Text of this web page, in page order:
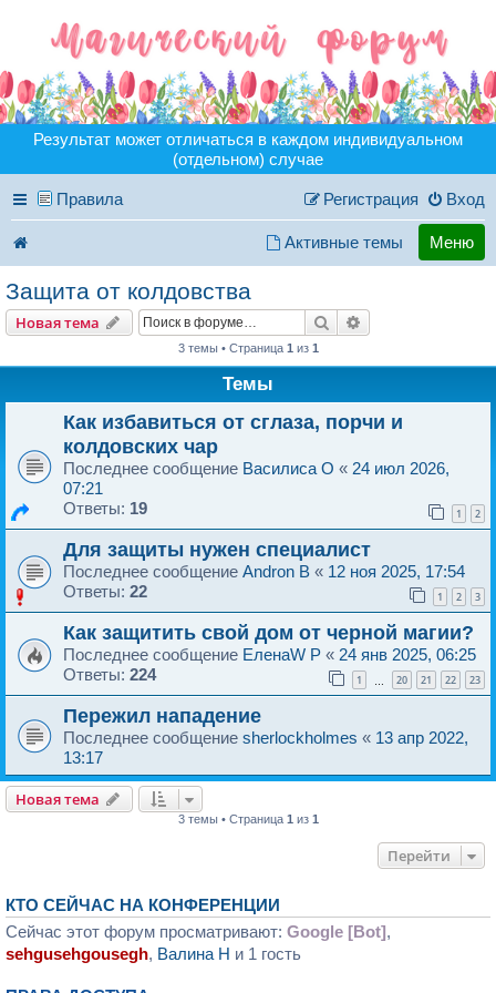
Результат может отличаться в каждом индивидуальном
(отдельном) случае
Правила Вход
Регистрация
Активные темы Меню
Защита от колдовства
Новая тема Поиск
3 темы • Страница 1 из 1
Темы
Как избавиться от сглаза, порчи и
колдовских чар
Последнее сообщение Василиса O « 24 июл 2026,
07:21
Ответы: 19 1 2
Для защиты нужен специалист
Последнее сообщение Andron B « 12 ноя 2025, 17:54
Ответы: 22 1 2 3
Как защитить свой дом от черной магии?
Последнее сообщение ЕленаW P « 24 янв 2025, 06:25
Ответы: 224 1 20 21 22 23
Пережил нападение
Последнее сообщение sherlockholmes « 13 апр 2022,
13:17
Новая тема
3 темы • Страница 1 из 1
Перейти
КТО СЕЙЧАС НА КОНФЕРЕНЦИИ
Сейчас этот форум просматривают: Google [Bot],
sehgusehgousegh, Валина H и 1 гость